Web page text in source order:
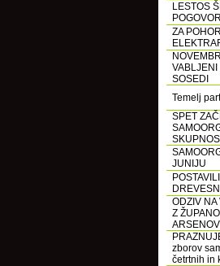
LESTOS
ZA
VABLJENI
SOSEDI
Temelj
SPET
JUNIJU
ODZIV
Z
zborov
četrtnih in